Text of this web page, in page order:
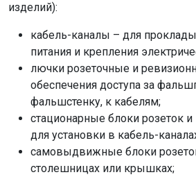
изделий):
кабель-каналы – для
питания и крепления
лючки розеточные и
обеспечения доступа за
фальшстенку, к кабелям;
стационарные блоки розеток
для установки в кабель-
самовыдвижные блоки
столешницах или крышках;